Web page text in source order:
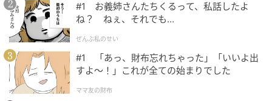
#1 お義姉さんたちくるって、私話したよ
ね？ ねぇ、それでも…
ぜんぶ私のせい
#1 「あっ、財布忘れちゃった」「いいよ出
すよ〜！」これが全ての始まりでした
ママ友の財布